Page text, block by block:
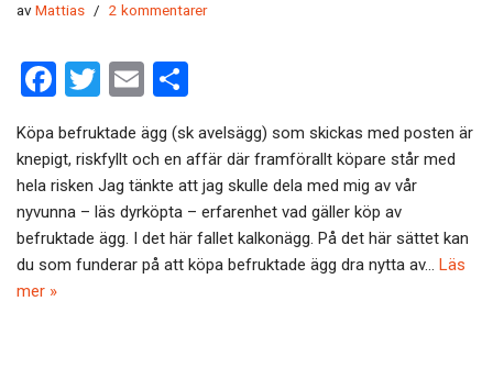
avMattias 2 kommentarer
F
ce
b
o
o
k
T
tt
er
E
ail a
Köpa befruktade ägg (sk avelsägg) som skickas med posten är
knepigt, riskfyllt och en affär där framförallt köpare står med
hela risken Jag tänkte att jag skulle dela med mig av vår
nyvunna – läs dyrköpta – erfarenhet vad gäller köp av
befruktade ägg. I det här fallet kalkonägg. På det här sättet kan
du som funderar på att köpa befruktade ägg dra nytta av… Läs
mer »